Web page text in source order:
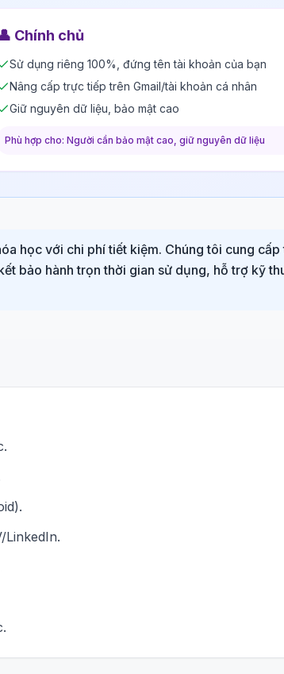
Chính chủ
Sử dụng riêng 100%, đứng tên tài khoản của bạn
Nâng cấp trực tiếp trên Gmail/tài khoản cá nhân
Giữ nguyên dữ liệu, bảo mật cao
Phù hợp cho: Người cần bảo mật cao, giữ nguyên dữ liệu
học với chi phí tiết kiệm. Chúng tôi cung
bảo hành trọn thời gian sử dụng, hỗ trợ kỹ
LinkedIn.